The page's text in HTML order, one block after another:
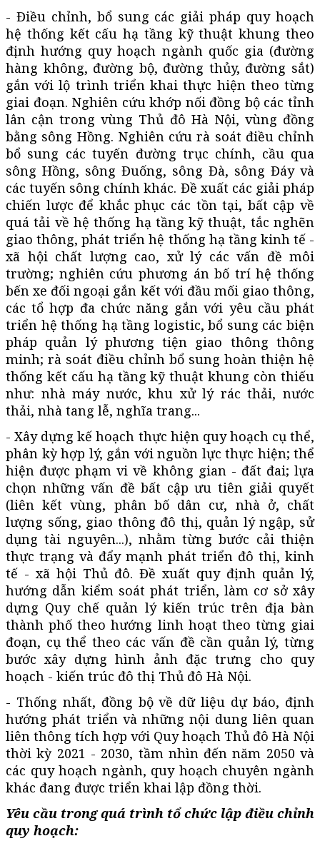
- Điều chỉnh, bổ sung các giải pháp quy hoạch
hệ thống kết cấu hạ tầng kỹ thuật khung theo
định hướng quy hoạch ngành quốc gia (đường
hàng không, đường bộ, đường thủy, đường sắt)
gắn với lộ trình triển khai thực hiện theo từng
giai đoạn. Nghiên cứu khớp nối đồng bộ các tỉnh
lân cận trong vùng Thủ đô Hà Nội, vùng đồng
bằng sông Hồng. Nghiên cứu rà soát điều chỉnh
bổ sung các tuyến đường trục chính, cầu qua
sông Hồng, sông Đuống, sông Đà, sông Đáy và
các tuyến sông chính khác. Đề xuất các giải pháp
chiến lược để khắc phục các tồn tại, bất cập về
quá tải về hệ thống hạ tầng kỹ thuật, tắc nghẽn
giao thông, phát triển hệ thống hạ tầng kinh tế -
xã hội chất lượng cao, xử lý các vấn đề môi
trường; nghiên cứu phương án bố trí hệ thống
bến xe đối ngoại gắn kết với đầu mối giao thông,
các tổ hợp đa chức năng gắn với yêu cầu phát
triển hệ thống hạ tầng logistic, bổ sung các biện
pháp quản lý phương tiện giao thông thông
minh; rà soát điều chỉnh bổ sung hoàn thiện hệ
thống kết cấu hạ tầng kỹ thuật khung còn thiếu
như: nhà máy nước, khu xử lý rác thải, nước
thải, nhà tang lễ, nghĩa trang...
- Xây dựng kế hoạch thực hiện quy hoạch cụ thể,
phân kỳ hợp lý, gắn với nguồn lực thực hiện; thể
hiện được phạm vi về không gian - đất đai; lựa
chọn những vấn đề bất cập ưu tiên giải quyết
(liên kết vùng, phân bố dân cư, nhà ở, chất
lượng sống, giao thông đô thị, quản lý ngập, sử
dụng tài nguyên...), nhằm từng bước cải thiện
thực trạng và đẩy mạnh phát triển đô thị, kinh
tế - xã hội Thủ đô. Đề xuất quy định quản lý,
hướng dẫn kiểm soát phát triển, làm cơ sở xây
dựng Quy chế quản lý kiến trúc trên địa bàn
thành phố theo hướng linh hoạt theo từng giai
đoạn, cụ thể theo các vấn đề cần quản lý, từng
bước xây dựng hình ảnh đặc trưng cho quy
hoạch - kiến trúc đô thị Thủ đô Hà Nội.
- Thống nhất, đồng bộ về dữ liệu dự báo, định
hướng phát triển và những nội dung liên quan
liên thông tích hợp với Quy hoạch Thủ đô Hà Nội
thời kỳ 2021 - 2030, tầm nhìn đến năm 2050 và
các quy hoạch ngành, quy hoạch chuyên ngành
khác đang được triển khai lập đồng thời.
Yêu cầu trong quá trình tổ chức lập điều chỉnh
quy hoạch: